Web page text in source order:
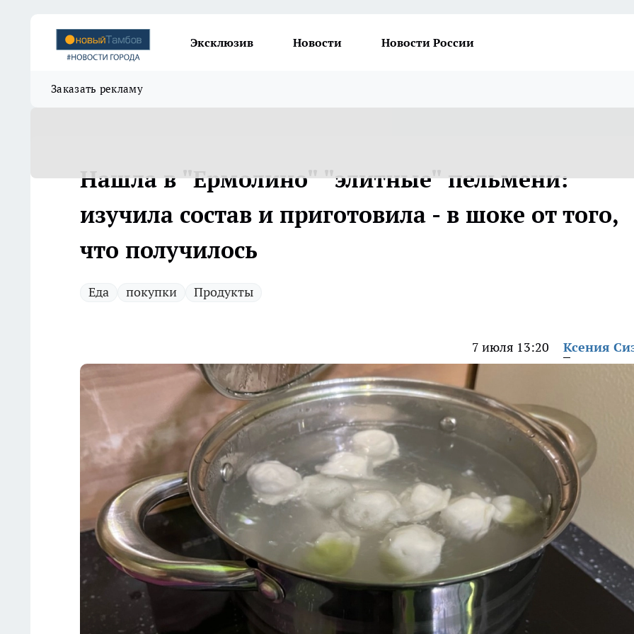
Эксклюзив Новости Новости России
Заказать рекламу
Нашла в "Ермолино" "элитные" пельмени:
изучила состав и приготовила - в шоке от того,
что получилось
Еда покупки Продукты
7 июля 13:20 Ксения